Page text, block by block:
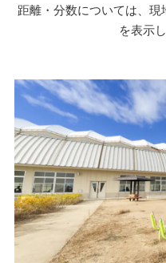
物
距離・分数については、
を表示